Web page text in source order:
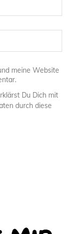
meine Website
Du Dich mit
durch diese